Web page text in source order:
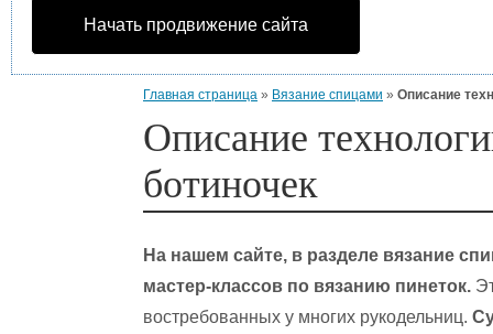
Начать продвижение сайта
Главная страница » Вязание спицами » Описание
Описание
ботиночек
На нашем сайте, в разделе вязание
мастер-классов по вязанию пинеток.
востребованных у многих рукодельниц.